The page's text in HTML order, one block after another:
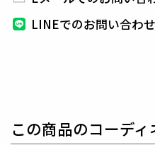
グジュアリーブランドが
ィッティングを兼ね備え
LINEでのお問い合わせ
この商品のコーデ